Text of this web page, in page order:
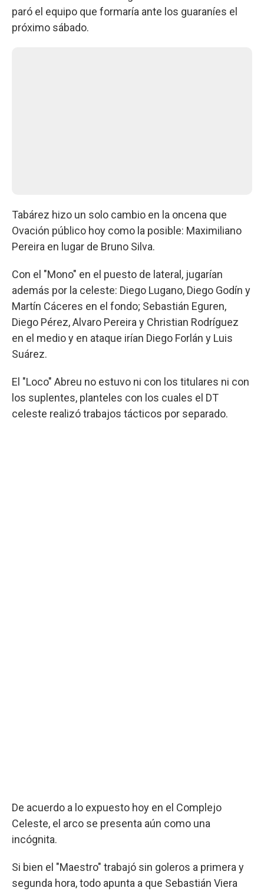
paró el equipo que formaría ante los guaraníes el
próximo sábado.
Tabárez hizo un solo cambio en la oncena que
Ovación público hoy como la posible: Maximiliano
Pereira en lugar de Bruno Silva.
Con el "Mono" en el puesto de lateral, jugarían
además por la celeste: Diego Lugano, Diego Godín y
Martín Cáceres en el fondo; Sebastián Eguren,
Diego Pérez, Alvaro Pereira y Christian Rodríguez
en el medio y en ataque irían Diego Forlán y Luis
Suárez.
El "Loco" Abreu no estuvo ni con los titulares ni con
los suplentes, planteles con los cuales el DT
celeste realizó trabajos tácticos por separado.
De acuerdo a lo expuesto hoy en el Complejo
Celeste, el arco se presenta aún como una
incógnita.
Si bien el "Maestro" trabajó sin goleros a primera y
segunda hora, todo apunta a que Sebastián Viera